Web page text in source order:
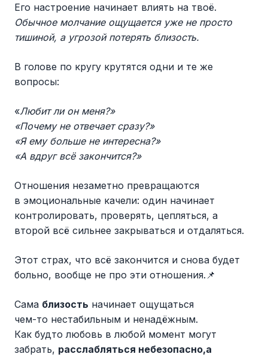
Его настроение начинает влиять на твоё.
Обычное молчание ощущается уже не просто
тишиной, а угрозой потерять близость.
В голове по кругу крутятся одни и те же
вопросы:
«Любит ли он меня?»
«Почему не отвечает сразу?»
«Я ему больше не интересна?»
«А вдруг всё закончится?»
Отношения незаметно превращаются
в эмоциональные качели: один начинает
контролировать, проверять, цепляться, а
второй всё сильнее закрываться и отдаляться.
Этот страх, что всё закончится и снова будет
больно, вообще не про эти отношения.📌
Сама близость начинает ощущаться
чем-то нестабильным и ненадёжным.
Как будто любовь в любой момент могут
забрать, расслабляться небезопасно,а